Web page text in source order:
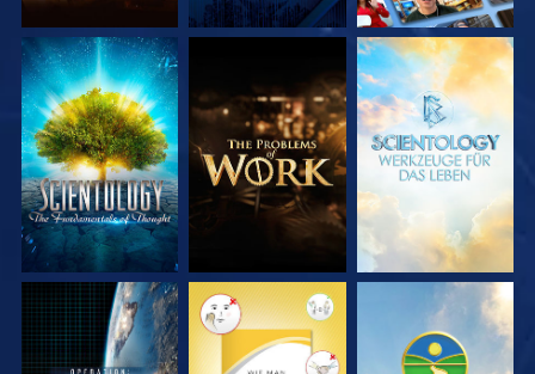
SERIE
ENTDECKEN
SERIE
ENTDECKEN
SERIE
ENTDECKEN
ANSEHEN ANSEHEN ANSEHEN